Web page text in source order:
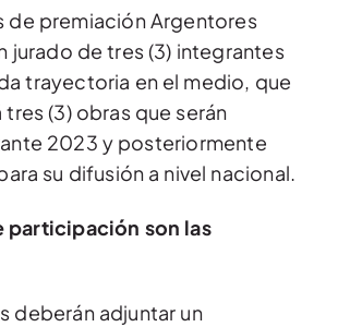
de premiación Argentores
jurado de tres (3) integrantes
trayectoria en el medio, que
(3) obras que serán
2023 y posteriormente
su difusión a nivel nacional.
participación son las
deberán adjuntar un